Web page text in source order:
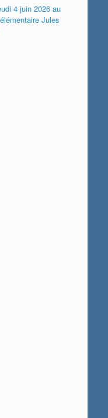
4 juin 2026 au
Jules